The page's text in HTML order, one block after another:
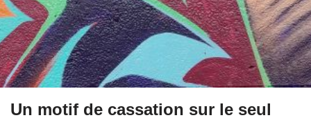
Un motif de cassation sur le seul